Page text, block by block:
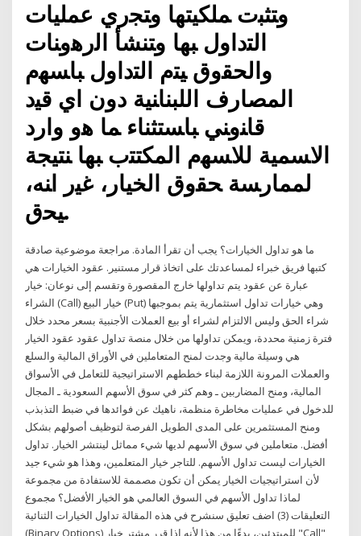
ﻭﺘﺜﺒﺕ ﻤﻠﻜﻴﺘﻬﺎ ﻭﺘﺠﺭﻱ ﻋﻤﻠﻴﺎﺕ
ﺍﻟﺘﺩﺍﻭل ﺒﻬﺎ ﻭﺘﻨﺸﺄ ﺍﻟﺭﻫﻭﻨﺎﺕ
ﻭﺍﻟﺤﻘﻭﻕ ﻴﺘﻡ ﺍﻟﺘﺩﺍﻭل ﺒﺎﺴﻬﻡ
ﺍﻟﻤﺼﺎﺭﻑ ﺍﻟﻠﺒﻨﺎﻨﻴﺔ ﺩﻭﻥ ﺍﻱ ﻗﻴﺩ
ﻗﺎﻨﻭﻨﻲ ﺒﺎﺴﺘﺜﻨﺎﺀ ﻤﺎ ﻫﻭ ﻭﺍﺭﺩ
ﺍﻻﺴﻤﻴﺔ ﻟﻼﺴﻬﻡ ﺍﻟﻤﻜﺘﺘﺏ ﺒﻬﺎ ﻨﺘﻴﺠﺔ
ﻟﻤﻤﺎﺭﺴﺔ ﺤﻘﻭﻕ ﺍﻟﺨﻴﺎﺭ، ﻏﻴﺭ ﺍﻨﻪ،
ﻴﺤﻕ.
ما هو تداول الخيارات؟ يجب أن تقرأ المادة. ️مراجعة موضوعية صادقة
كتبها فريق خبراء لمساعدتك على اتخاذ قرار مستنير. عقود الخيارات هي
عبارة عن عقود يتم تداولها خارج المقصورة وتقسم إلى نوعان: خيار
الشراء (Call) خيار البيع (Put) وهي خيارات تداول استثمارية يتم بموجبها
شراء الحق وليس الالتزام لشراء أو بيع العملات الأجنبية بسعر محدد خلال
فترة زمنية محددة، ويمكن تداولها من خلال منصة تداول عقود عقود الخيار
هي وسيلة مالية وجدت لمنح المتعاملين في الأوراق المالية والسلع
والعملات المرونة اللازمة لبناء خططهم الاستراتيجية للتعامل في الأسواق
المالية، ومنح المضاربين ـ وهم كثر في سوق الأسهم السعودية ـ المجال
للدخول في عمليات مخاطرة منظمة، ناهيك عن فوائدها في ضبط التذبذب
ومنح المستثمرين على المدى الطويل الفرصة لتوظيف أصولهم بشكل
أفضل. متعاملين في سوق الأسهم لديها شيء مماثل لينتشر الخيار. تداول
الخيارات ليست تداول الأسهم. للتاجر خيار المتعلمين، وهذا هو شيء جيد
لأن استراتيجيات الخيار يمكن أن تكون مصممة للاستفادة من مجموعة
لماذا تداول الأسهم في السوق العالمي هو الخيار الأفضل؟ مجموع
التعليقات (3) اضف تعليق سنشرح في هذه المقالة تداول الخيارات الثنائية